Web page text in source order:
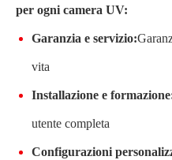
per ogni camera UV:
Garanzia e servizio:
vita
Installazione e
utente completa
Configurazioni